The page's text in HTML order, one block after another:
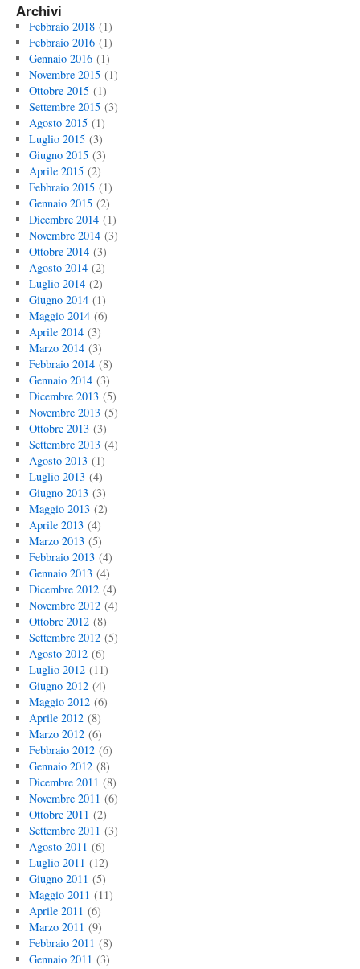
Archivi
Febbraio 2018(1)
Febbraio 2016(1)
Gennaio 2016(1)
Novembre 2015(1)
Ottobre 2015(1)
Settembre 2015(3)
Agosto 2015(1)
Luglio 2015(3)
Giugno 2015(3)
Aprile 2015(2)
Febbraio 2015(1)
Gennaio 2015(2)
Dicembre 2014(1)
Novembre 2014(3)
Ottobre 2014(3)
Agosto 2014(2)
Luglio 2014(2)
Giugno 2014(1)
Maggio 2014(6)
Aprile 2014(3)
Marzo 2014(3)
Febbraio 2014(8)
Gennaio 2014(3)
Dicembre 2013(5)
Novembre 2013(5)
Ottobre 2013(3)
Settembre 2013(4)
Agosto 2013(1)
Luglio 2013(4)
Giugno 2013(3)
Maggio 2013(2)
Aprile 2013(4)
Marzo 2013(5)
Febbraio 2013(4)
Gennaio 2013(4)
Dicembre 2012(4)
Novembre 2012(4)
Ottobre 2012(8)
Settembre 2012(5)
Agosto 2012(6)
Luglio 2012(11)
Giugno 2012(4)
Maggio 2012(6)
Aprile 2012(8)
Marzo 2012(6)
Febbraio 2012(6)
Gennaio 2012(8)
Dicembre 2011 (8)
Novembre 2011 (6)
Ottobre 2011 (2)
Settembre 2011 (3)
Agosto 2011 (6)
Luglio 2011 (12)
Giugno 2011 (5)
Maggio 2011 (11)
Aprile 2011 (6)
Marzo 2011 (9)
Febbraio 2011 (8)
Gennaio 2011 (3)